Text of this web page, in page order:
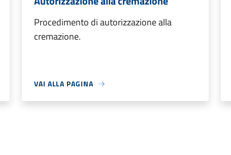
Procedimento di autorizzazione alla
cremazione.
VAI ALLA PAGINA